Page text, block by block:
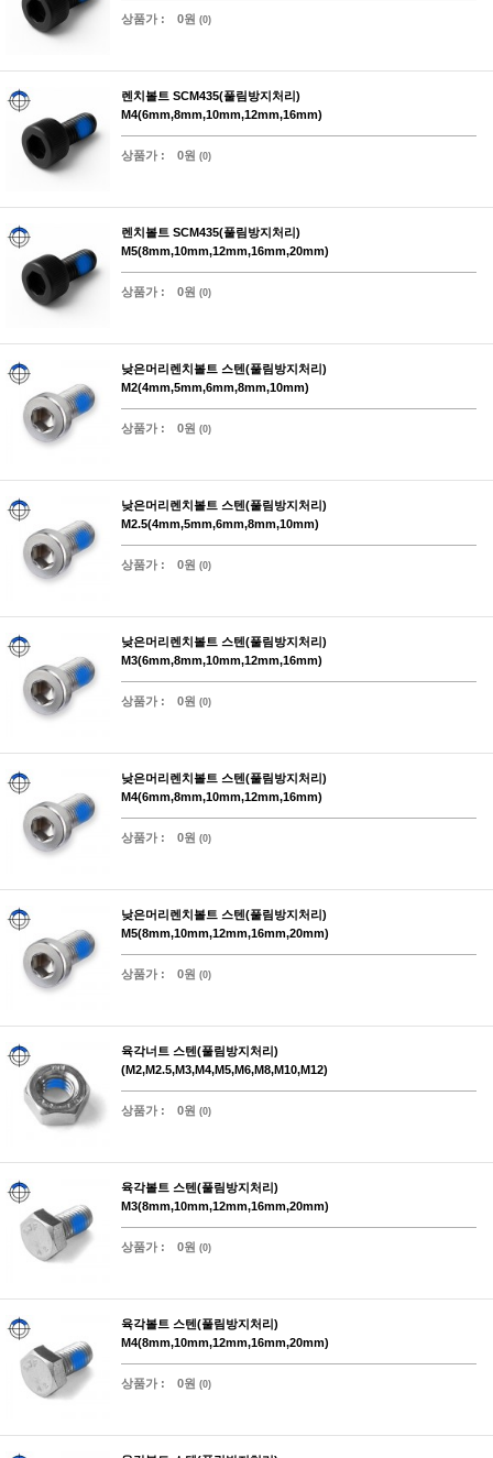
상품가 : 0원 (0)
렌치볼트 SCM435(풀림방지처리)
M4(6mm,8mm,10mm,12mm,16mm)
상품가 : 0원 (0)
렌치볼트 SCM435(풀림방지처리)
M5(8mm,10mm,12mm,16mm,20mm)
상품가 : 0원 (0)
낮은머리렌치볼트 스텐(풀림방지처리)
M2(4mm,5mm,6mm,8mm,10mm)
상품가 : 0원 (0)
낮은머리렌치볼트 스텐(풀림방지처리)
M2.5(4mm,5mm,6mm,8mm,10mm)
상품가 : 0원 (0)
낮은머리렌치볼트 스텐(풀림방지처리)
M3(6mm,8mm,10mm,12mm,16mm)
상품가 : 0원 (0)
낮은머리렌치볼트 스텐(풀림방지처리)
M4(6mm,8mm,10mm,12mm,16mm)
상품가 : 0원 (0)
낮은머리렌치볼트 스텐(풀림방지처리)
M5(8mm,10mm,12mm,16mm,20mm)
상품가 : 0원 (0)
육각너트 스텐(풀림방지처리)
(M2,M2.5,M3,M4,M5,M6,M8,M10,M12)
상품가 : 0원 (0)
육각볼트 스텐(풀림방지처리)
M3(8mm,10mm,12mm,16mm,20mm)
상품가 : 0원 (0)
육각볼트 스텐(풀림방지처리)
M4(8mm,10mm,12mm,16mm,20mm)
상품가 : 0원 (0)